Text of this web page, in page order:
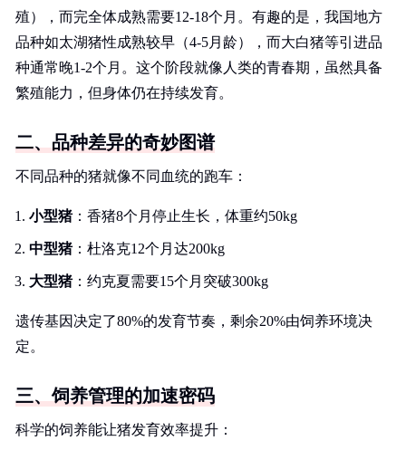
殖），而完全体成熟需要12-18个月。有趣的是，我国地方
品种如太湖猪性成熟较早（4-5月龄），而大白猪等引进品
种通常晚1-2个月。这个阶段就像人类的青春期，虽然具备
繁殖能力，但身体仍在持续发育。
二、品种差异的奇妙图谱
不同品种的猪就像不同血统的跑车：
小型猪：香猪8个月停止生长，体重约50kg
中型猪：杜洛克12个月达200kg
大型猪：约克夏需要15个月突破300kg
遗传基因决定了80%的发育节奏，剩余20%由饲养环境决
定。
三、饲养管理的加速密码
科学的饲养能让猪发育效率提升：